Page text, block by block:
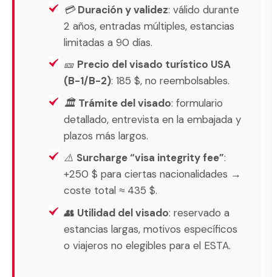
💳 Duración y validez: válido durante
2 años, entradas múltiples, estancias
limitadas a 90 días.
🎫 Precio del visado turístico USA
(B-1/B-2): 185 $, no reembolsables.
🏛️ Trámite del visado: formulario
detallado, entrevista en la embajada y
plazos más largos.
⚠️ Surcharge “visa integrity fee”:
+250 $ para ciertas nacionalidades →
coste total ≈ 435 $.
👥 Utilidad del visado: reservado a
estancias largas, motivos específicos
o viajeros no elegibles para el ESTA.